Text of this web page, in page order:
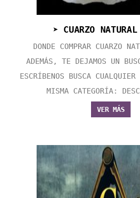
➤ CUARZO
DONDE COMPRAR CUARZO
ADEMÁS, TE DEJAMOS UN
ESCRÍBENOS BUSCA CUALQUIER
MISMA CATEGORÍA:
VER MÁS